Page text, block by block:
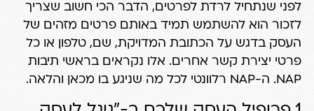
לפני שנתחיל לרדת לפרטים, הדבר הכי חשוב שצריך
לזכור הוא להשתמש תמיד באותם פרטים מזהים של
העסק בדגש על הכתובת המדויקת, שם, טלפון או כל
פרטי יצירת קשר אחרים. אלו נקראים בראשי תיבות
NAP. ה-NAP רלוונטי לכל מה שניגע בו מכאן והלאה.